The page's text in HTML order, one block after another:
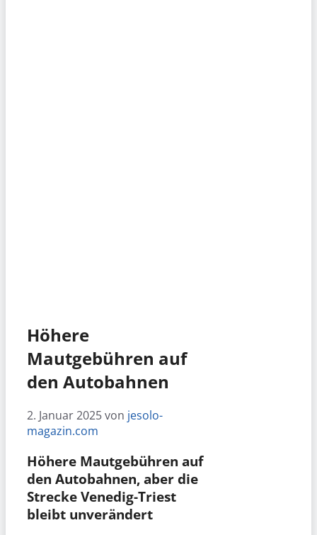
Höhere
Mautgebühren auf
den Autobahnen
2. Januar 2025von jesolo-
magazin.com
Höhere Mautgebühren auf
den Autobahnen, aber die
Strecke Venedig-Triest
bleibt unverändert